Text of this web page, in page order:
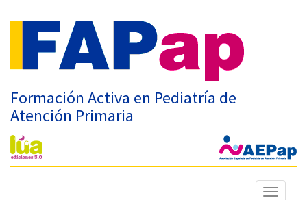
Formación Activa en Pediatría de
Atención Primaria
Mostrar